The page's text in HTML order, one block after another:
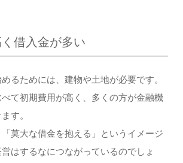
借入金が多い
るためには、建物や土地が必要です。
て初期費用が高く、多くの方が金融機
す。
莫大な借金を抱える」というイメージ
はするなにつながっているのでしょ